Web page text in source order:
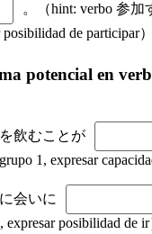
。（hint: verbo 参加
de participar）
potencial en
飲むことが
1, expresar
会いに
posibilidad de ir